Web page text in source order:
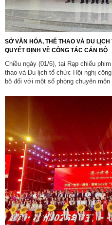
SỞ VĂN HÓA, THỂ THAO VÀ DU
QUYẾT ĐỊNH VỀ CÔNG TÁC CÁN BỘ
Chiều ngày (01/6), tại Rạp chiếu
thao và Du lịch tổ chức Hội nghị
bộ đối với một số phòng chuyên